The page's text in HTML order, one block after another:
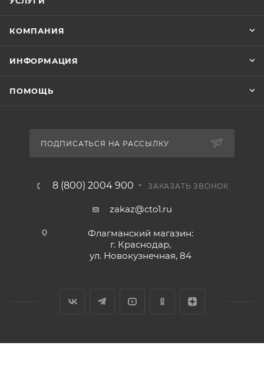
КОМПАНИЯ
ИНФОРМАЦИЯ
ПОМОЩЬ
ПОДПИСАТЬСЯ НА РАССЫЛКУ
8 (800) 2004 900 ЗАКАЗАТЬ ЗВОНОК
zakaz@cto1.ru
Флагманский магазин:
г. Краснодар,
ул. Новокузнечная, 84
2026 © Сервис-ЮГ-ККМ - интернет-магазин